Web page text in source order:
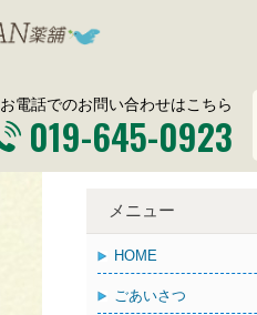
お電話でのお問い合わせはこちら
019-645-0923
メニュー
HOME
ごあいさつ